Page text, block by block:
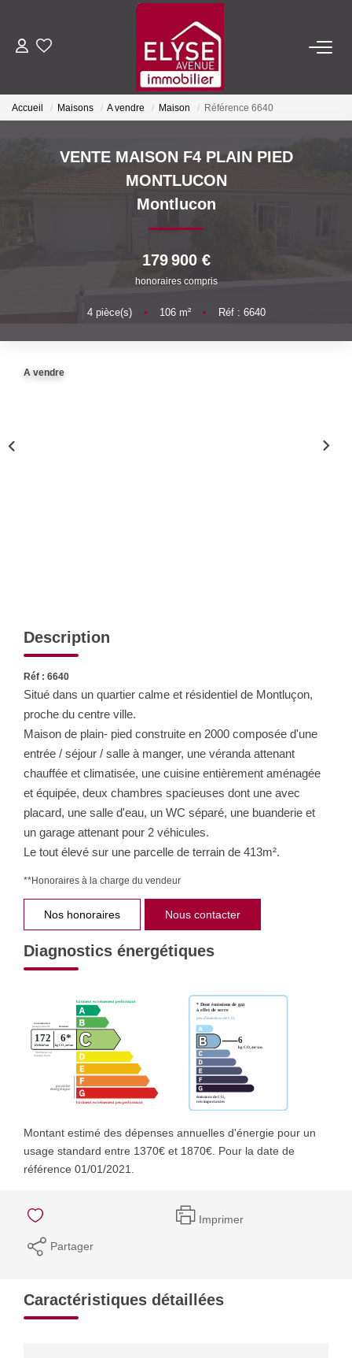
ACHETER
ESTIMER
NOTRE AGENCE
Qui Sommes-Nous
Accueil Maisons A vendre Maison Référence 6640
VENTE MAISON F4 PLAIN PIED
MONTLUCON
Montlucon
179 900 €
honoraires compris
4pièce(s) • 106m² • Réf : 6640
A vendre
Description
Réf : 6640
Situé dans un quartier calme et résidentiel de Montluçon,
proche du centre ville.
Maison de plain- pied construite en 2000 composée d'une
entrée / séjour / salle à manger, une véranda attenant
chauffée et climatisée, une cuisine entièrement aménagée
et équipée, deux chambres spacieuses dont une avec
placard, une salle d'eau, un WC séparé, une buanderie et
un garage attenant pour 2 véhicules.
Le tout élevé sur une parcelle de terrain de 413m².
**Honoraires à la charge du vendeur
Nos honoraires Nous contacter
Diagnostics énergétiques
Montant estimé des dépenses annuelles d'énergie pour un
usage standard entre 1370€ et 1870€. Pour la date de
référence 01/01/2021.
Imprimer
Partager
Caractéristiques détaillées